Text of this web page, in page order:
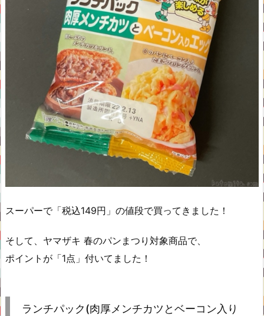
スーパーで「税込149円」の値段で買ってきました！
そして、ヤマザキ 春のパンまつり対象商品で、
ポイントが「1点」付いてました！
ランチパック(肉厚メンチカツとベーコン入り